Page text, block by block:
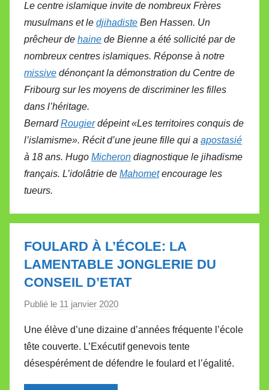
Le centre islamique invite de nombreux Frères
musulmans et le djihadiste Ben Hassen. Un
prêcheur de haine de Bienne a été sollicité par de
nombreux centres islamiques. Réponse à notre
missive dénonçant la démonstration du Centre de
Fribourg sur les moyens de discriminer les filles
dans l’héritage.
BernardRougierdépeint «Les territoires conquis de
l’islamisme». Récit d’une jeune fille qui a apostasié
à 18 ans. Hugo Micheron diagnostique le jihadisme
français. L’idolâtrie de Mahometencourage les
tueurs.
FOULARD À L’ÉCOLE: LA
LAMENTABLE JONGLERIE DU
CONSEIL D’ETAT
Publié le 11 janvier 2020
r
M
i
Une élève d’une dizaine d’années fréquente l’école
tête couverte. L’Exécutif genevois tente
désespérément de défendre le foulard et l’égalité.